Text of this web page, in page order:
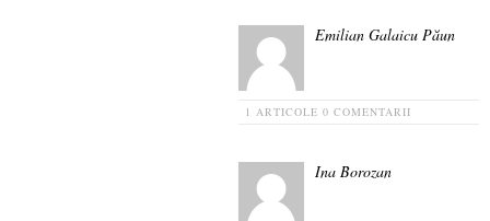
Emilian Galaicu Păun
1 ARTICOLE 0 COMENTARII
Ina Borozan